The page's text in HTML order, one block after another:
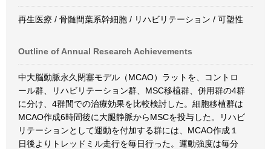
再生医療 / 骨髄間葉系幹細胞 / リハビリテーション / 可塑性
Outline of Annual Research Achievements
中大脳動脈永久閉塞モデル（MCAO）ラットを、コントロ
ール群、リハビリテーション群、MSC移植群、併用群の4群
に分け、4群間での治療効果を比較検討した。細胞移植群は
MCAO作成6時間後に大腿静脈からMSCを投与した。リハビ
リテーションとして運動を付加する群には、MCAO作成１
日後よりトレッドミル走行を毎日行った。運動強度は毎分